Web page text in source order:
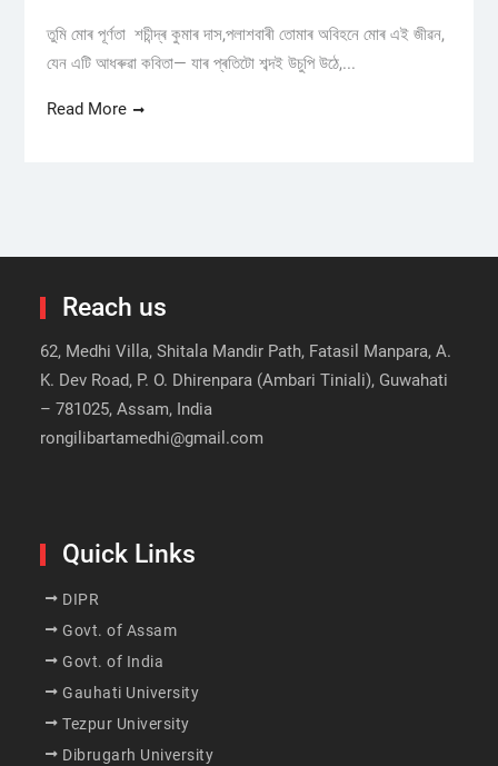
তুমি মোৰ পূৰ্ণতা শচীন্দ্ৰ কুমাৰ দাস,পলাশবাৰী তোমাৰ অবিহনে মোৰ এই জীৱন,
যেন এটি আধৰুৱা কবিতা— যাৰ প্ৰতিটো শব্দই উচুপি উঠে,...
Read More
Reach us
62, Medhi Villa, Shitala Mandir Path, Fatasil Manpara, A.
K. Dev Road, P. O. Dhirenpara (Ambari Tiniali), Guwahati
– 781025, Assam, India
rongilibartamedhi@gmail.com
Quick Links
DIPR
Govt. of Assam
Govt. of India
Gauhati University
Tezpur University
Dibrugarh University